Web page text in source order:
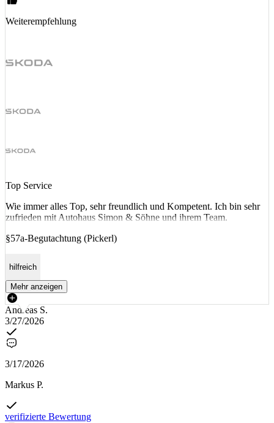
Weiterempfehlung
Top Service
Wie immer alles Top, sehr freundlich und Kompetent. Ich bin sehr
zufrieden mit Autohaus Simon & Söhne und ihrem Team.
§57a-Begutachtung (Pickerl)
hilfreich
Mehr anzeigen
Andreas S.
3/27/2026
3/17/2026
Markus P.
verifizierte Bewertung